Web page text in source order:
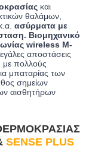
και
θαλάμων,
ασύρματα με
Βιομηχανικό
wireless M-
αποστάσεις
με πολλούς
μπαταρίας των
σημείων
αισθητήρων
SENSE PLUS